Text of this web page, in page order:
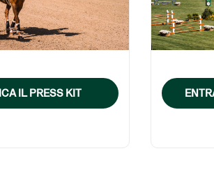
IL PRESS KIT